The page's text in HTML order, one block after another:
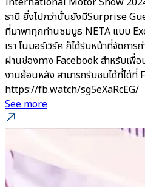
ธานี ยิ่งไปกว่านั้นยังมีSurprise
ที่มาพาทุกท่านชมบูธ NETA แบบ
เรา โนมอร์เวิร์ค ก็ได้รับหน้าที่จัดกา
ผ่านช่องทาง Facebook สำหรับเพื่
งานย้อนหลัง สามารถรับชมได้ที่ได้ที่
https://fb.watch/sg5eXaRcEG/
See more